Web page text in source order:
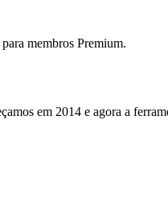
membros Premium.
em 2014 e agora a